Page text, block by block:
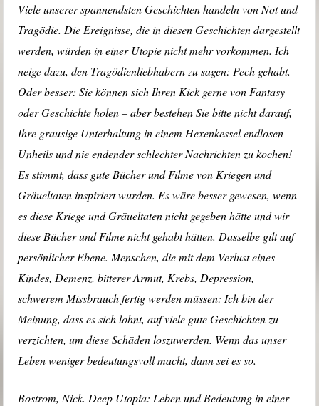
Viele unserer spannendsten Geschichten handeln von Not und
Tragödie. Die Ereignisse, die in diesen Geschichten dargestellt
werden, würden in einer Utopie nicht mehr vorkommen. Ich
neige dazu, den Tragödienliebhabern zu sagen: Pech gehabt.
Oder besser: Sie können sich Ihren Kick gerne von Fantasy
oder Geschichte holen – aber bestehen Sie bitte nicht darauf,
Ihre grausige Unterhaltung in einem Hexenkessel endlosen
Unheils und nie endender schlechter Nachrichten zu kochen!
Es stimmt, dass gute Bücher und Filme von Kriegen und
Gräueltaten inspiriert wurden. Es wäre besser gewesen, wenn
es diese Kriege und Gräueltaten nicht gegeben hätte und wir
diese Bücher und Filme nicht gehabt hätten. Dasselbe gilt auf
persönlicher Ebene. Menschen, die mit dem Verlust eines
Kindes, Demenz, bitterer Armut, Krebs, Depression,
schwerem Missbrauch fertig werden müssen: Ich bin der
Meinung, dass es sich lohnt, auf viele gute Geschichten zu
verzichten, um diese Schäden loszuwerden. Wenn das unser
Leben weniger bedeutungsvoll macht, dann sei es so.
Bostrom, Nick. Deep Utopia: Leben und Bedeutung in einer